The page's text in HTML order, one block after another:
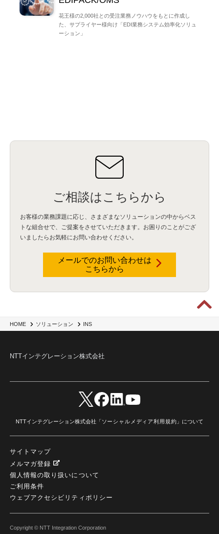
HOME ソリューション INS
花王様の2,000社との受注業務ノウハウをもとに作成し
た、サプライヤー様向け「EDI業務システム効率化ソリュ
ーション」
ご相談はこちらから
お客様の業務課題に応じ、さまざまなソリューションの中からベス
トな組合せで、
ご提案をさせていただきます。お困りのことがござ
いましたらお気軽にお問い合わせください。
メールでのお問い合わせは
こちらから
NTTインテグレーション株式会社
NTTインテグレーション株式会社「ソーシャルメディア利用規約 」について
サイトマップ
メルマガ登録
個人情報の取り扱いについて
ご利用条件
ウェブアクセシビリティポリシー
Copyright © NTT Integration Corporation